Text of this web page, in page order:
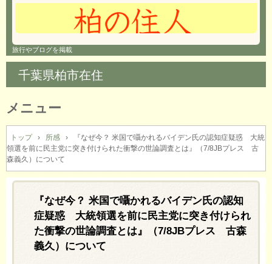
旅行やブログを掲載
千葉県柏市在住
メニュー
コ
ン
テ
ン
トップ › 所感 ›
『なぜ今？ 米国で囁かれるバイデン氏の認知症疑惑 大統
領選を前に民主党に突き付けられた衝撃の世論調査とは』（7/8JBプレス 古
森義久）について
『なぜ今？ 米国で囁かれるバイデン氏の認知
症疑惑 大統領選を前に民主党に突き付けられ
た衝撃の世論調査とは』（7/8JBプレス 古森
義久）について